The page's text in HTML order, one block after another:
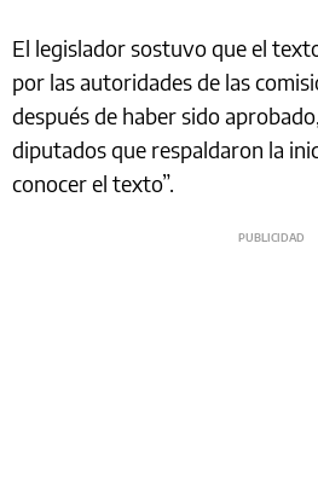
El legislador sostuvo que el
por las autoridades de las
después de haber sido
diputados que respaldaron la
conocer el texto”.